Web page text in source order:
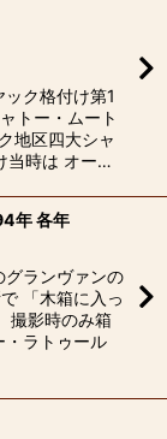
ク格付け第1
トー・ムート
地区四大シャ
当時は オー…
年 各年
グランヴァンの
「木箱に入っ
撮影時のみ箱
・ラトゥール